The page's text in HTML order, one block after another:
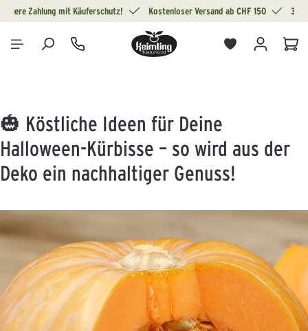
springen
Sichere Zahlung mit Käuferschutz! Kostenloser Versand ab CHF 150 30
🎃 Köstliche Ideen für Deine
Halloween-Kürbisse – so wird aus der
Deko ein nachhaltiger Genuss!